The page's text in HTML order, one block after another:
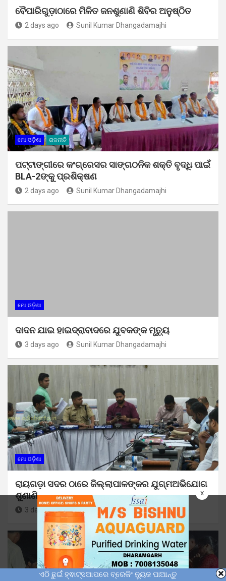
x
ବୈପାରିଗୁଡ଼ାଠାରେ ମିଳିତ ଜନଶୁଣାଣି ଶିବିର ଅନୁଷ୍ଠିତ
2 days ago Sunil Kumar Dhangadamajhi
ମୋ ଓଡ଼ିଶା ରାଜନୀତି
ପଟ୍ଟାଙ୍ଗୀରେ କଂଗ୍ରେସର ସାଙ୍ଗଠନିକ ଶକ୍ତି ବୃଦ୍ଧି ପାଇଁ
BLA-2ଙ୍କୁ ପ୍ରଶିକ୍ଷଣ
2 days ago Sunil Kumar Dhangadamajhi
ମୋ ଓଡ଼ିଶା
ଦାଦନ ଯାଇ ହାଇଦ୍ରାବାଦରେ ଯୁବକଙ୍କ ମୃତ୍ୟୁ
3 days ago Sunil Kumar Dhangadamajhi
ମୋ ଓଡ଼ିଶା
ରାୟଗଡ଼ା ସଦର ଠାରେ ଜିଲ୍ଲାପାଳଙ୍କର ଯୁଗ୍ମଅଭିଯୋଗ
ଶୁଣାଣି
3 days ago Sunil Kumar Dhangadamajhi
ଏଠି ଛୁଇଁ ହ୍ଵାଟ୍ସଆପରେ ବ୍ରେକିଂ ନ୍ୟୁଜ ପାଆନ୍ତୁ